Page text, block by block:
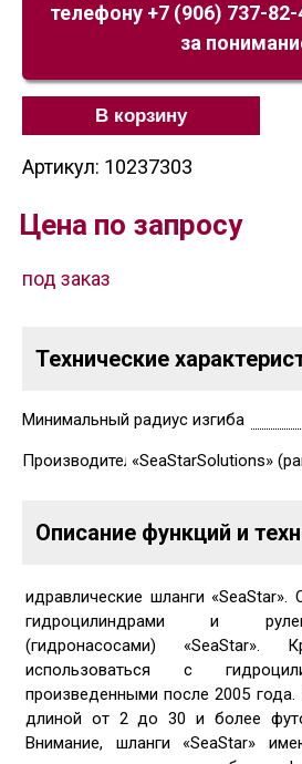
телефону +7 (906) 737-
за
В корзину
Артикул: 10237303
Цена по запросу
под заказ
Технические
Минимальный радиус изгиба
Производитель«SeaStarSolutions»
Описание функций и
идравлические шланги
гидроцилиндрами и
(гидронасосами) «SeaStar».
использоваться с
произведенными после 2005
длиной от 2 до 30 и более
Внимание, шланги «SeaStar»